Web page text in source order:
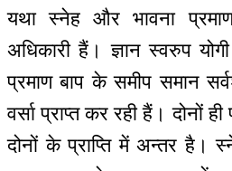
यथा स्नेह और भावना
अधिकारी हैं। ज्ञान स्वरुप
प्रमाण बाप के समीप समान
वर्सा प्राप्त कर रही हैं। दोनों
दोनों के प्राप्ति में अन्तर है।